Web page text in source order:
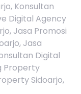
Konsultan
Digital Agency
Jasa Promosi
Jasa
Digital
Property
Sidoarjo,